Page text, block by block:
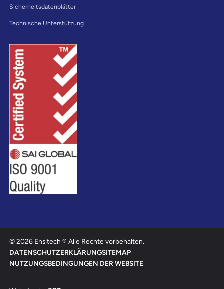
Sicherheitsdatenblätter
Technische Unterstützung
© 2026 Ensitech ® Alle Rechte vorbehalten.
DATENSCHUTZERKLÄRUNGSITEMAP
NUTZUNGSBEDINGUNGEN DER WEBSITE